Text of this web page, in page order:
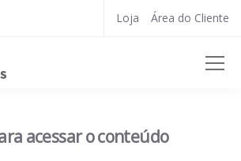
Loja Área do Cliente
acessar o conteúdo